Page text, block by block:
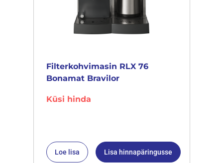
Filterkohvimasin RLX 76
Bonamat Bravilor
Küsi hinda
Loe lisa Lisa hinnapäringusse